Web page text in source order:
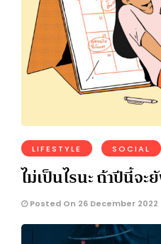
LIFESTYLE SOCIAL
ไม่เป็นไรนะ ถ้าปีนี้จะ
Posted On 26 December 2022